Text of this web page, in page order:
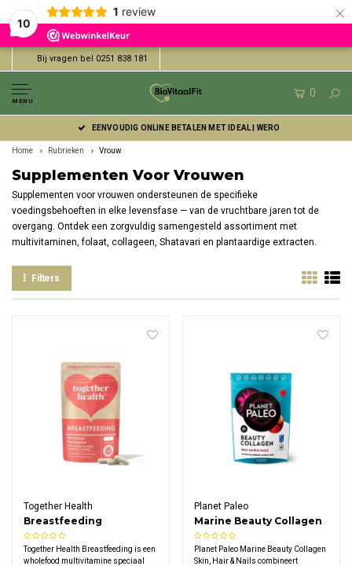
10
1 review ×
Bij vragen bel 0251 838 181
MENU
0
EENVOUDIG ONLINE BETALEN MET IDEAL | WERO
Home Rubrieken Vrouw
Supplementen Voor Vrouwen
Supplementen voor vrouwen ondersteunen de specifieke
voedingsbehoeften in elke levensfase — van de vruchtbare jaren tot de
overgang. Ontdek een zorgvuldig samengesteld assortiment met
multivitaminen, folaat, collageen, Shatavari en plantaardige extracten.
Filters
Together Health
Breastfeeding
Together Health Breastfeeding is een
wholefood multivitamine speciaal
Planet Paleo
Marine Beauty Collagen
Skin, Hair & Nails
Planet Paleo Marine Beauty Collagen
Skin, Hair & Nails combineert